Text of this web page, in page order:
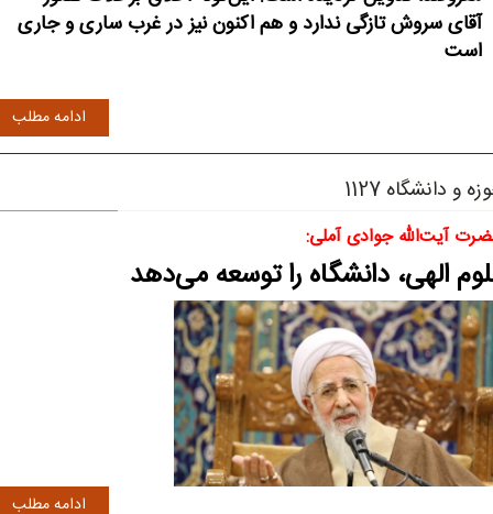
آقای سروش تازگی ندارد و هم اکنون نیز در غرب ساری و جاری
است
ادامه مطلب
و د‏‏انشگاه 1127
آیت‌الله جوادی آملی:
الهی، دانشگاه را توسعه می‌دهد
ادامه مطلب